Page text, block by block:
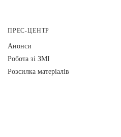
ПРЕС-ЦЕНТР
Анонси
Робота зі ЗМІ
Розсилка матеріалів